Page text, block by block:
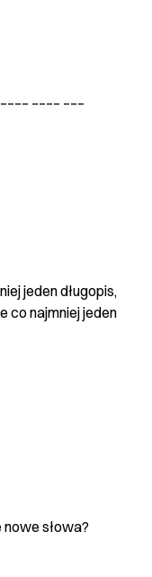
jeden długopis,
co najmniej jeden
słowa?